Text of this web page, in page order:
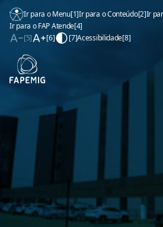
Ir para o Menu[1]Ir para o Conteúdo[2]Ir
Ir para o FAP Atende[4]
[5]
[6] [7]Acessibilidade[8]